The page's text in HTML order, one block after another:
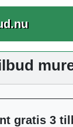
gratis 3